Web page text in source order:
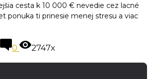
cesta k 10 000 € nevedie cez lacné
ponuka ti prinesie menej stresu a viac
0 2747x